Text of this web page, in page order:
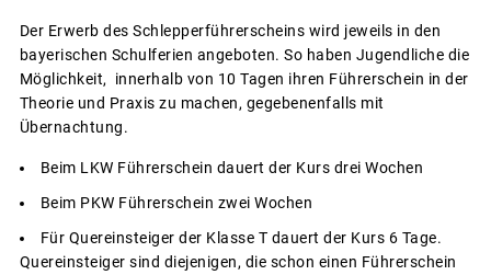
Der Erwerb des Schlepperführerscheins wird jeweils in den
bayerischen Schulferien angeboten. So haben Jugendliche die
Möglichkeit, innerhalb von 10 Tagen ihren Führerschein in der
Theorie und Praxis zu machen, gegebenenfalls mit
Übernachtung.
Beim LKW Führerschein dauert der Kurs drei Wochen
Beim PKW Führerschein zwei Wochen
Für Quereinsteiger der Klasse T dauert der Kurs 6 Tage.
Quereinsteiger sind diejenigen, die schon einen Führerschein